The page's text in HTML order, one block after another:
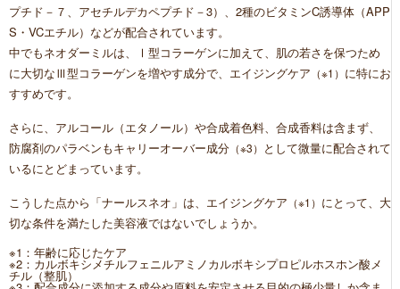
プチド－７、アセチルデカペプチド－3）、2種のビタミンC誘導体（APP
S・VCエチル）などが配合されています。
中でもネオダーミルは、Ⅰ型コラーゲンに加えて、肌の若さを保つため
に大切なⅢ型コラーゲンを増やす成分で、エイジングケア （※1） に特にお
すすめです。
さらに、アルコール（エタノール）や合成着色料、合成香料は含まず、
防腐剤のパラベンもキャリーオーバー成分 （※3） として微量に配合されて
いるにとどまっています。
こうした点から「ナールスネオ」は、エイジングケア （※1） にとって、大
切な条件を満たした美容液ではないでしょうか。
※1：年齢に応じたケア
※2：カルボキシメチルフェニルアミノカルボキシプロピルホスホン酸メ
チル（整肌）